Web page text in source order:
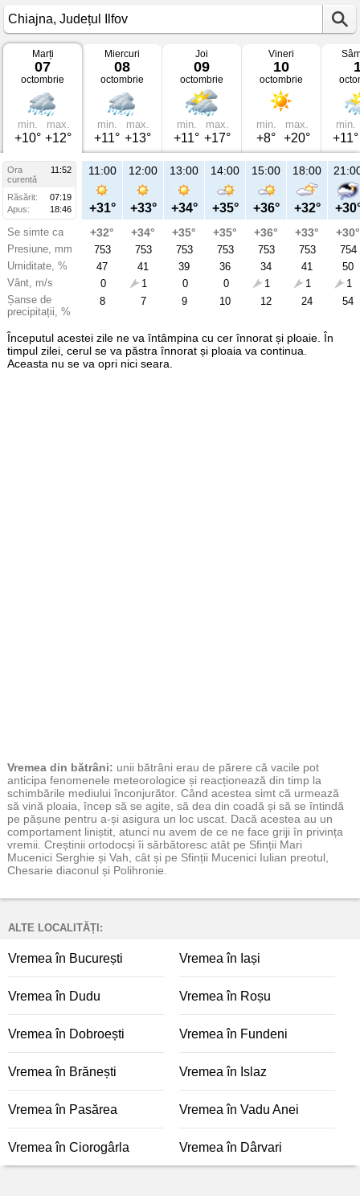
Vremea
Chiajna
octombrie
2025
Județul
Ilfov
Marți
07
octombrie
min.
+10°
max.
+12°
Miercuri
08
octombrie
min.
+11°
max.
+13°
Joi
09
octombrie
min.
+11°
max.
+17°
Vineri
10
octombrie
min.
+8°
max.
+20°
min.
+11°
Ora
11:52
curentă
Răsărit:
07:19
Apus:
18:46
Se simte ca
Presiune, mm
Umiditate, %
Vânt, m/s
Șanse de
precipitații, %
11:00
+31°
+32°
753
47
0
8
12:00
+33°
+34°
753
41
1
7
13:00
+34°
+35°
753
39
0
9
14:00
+35°
+35°
753
36
0
10
15:00
+36°
+36°
753
34
1
12
18:00
+32°
+33°
753
41
1
24
+30°
754
50
1
54
Începutul acestei zile ne va întâmpina cu cer înnorat și ploaie. În
timpul zilei, cerul se va păstra înnorat și ploaia va continua.
Aceasta nu se va opri nici seara.
Vremea din bătrâni: unii bătrâni erau de părere că vacile pot
anticipa fenomenele meteorologice și reacționează din timp la
schimbările mediului înconjurător. Când acestea simt că urmează
să vină ploaia, încep să se agite, să dea din coadă și să se întindă
pe pășune pentru a-și asigura un loc uscat. Dacă acestea au un
comportament liniștit, atunci nu avem de ce ne face griji în privința
vremii. Creștinii ortodocși îi sărbătoresc atât pe Sfinții Mari
Mucenici Serghie și Vah, cât și pe Sfinții Mucenici Iulian preotul,
Chesarie diaconul și Polihronie.
ALTE LOCALITĂȚI:
Vremea în București Vremea în Iași
Vremea în Dudu Vremea în Roșu
Vremea în Dobroești Vremea în Fundeni
Vremea în Brănești Vremea în Islaz
Vremea în Pasărea Vremea în Vadu Anei
Vremea în Ciorogârla Vremea în Dârvari